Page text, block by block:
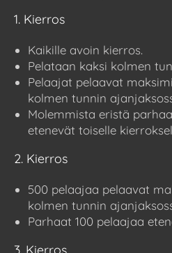
1. Kierros
Kaikille avoin kierros.
Pelataan kaksi kolmen
Pelaajat pelaavat
kolmen tunnin
Molemmista eristä
etenevät toiselle
2. Kierros
500 pelaajaa pelaavat
kolmen tunnin
Parhaat 100 pelaajaa
3. Kierros